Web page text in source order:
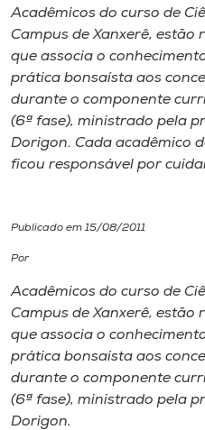
A
Unoesc
Internacionalização
I.nova
Cultura
CPA
Biblioteca
Editora
Acadêmicos do curso de
Campus de Xanxerê,
que associa o
prática bonsaísta aos
durante o componente
(6ª fase), ministrado pela
Dorigon. Cada acadêmico
ficou responsável por
Publicado em 15/08/2011
Por
Acadêmicos do curso de
Campus de Xanxerê,
que associa o
prática bonsaísta aos
durante o componente
(6ª fase), ministrado pela
Dorigon.